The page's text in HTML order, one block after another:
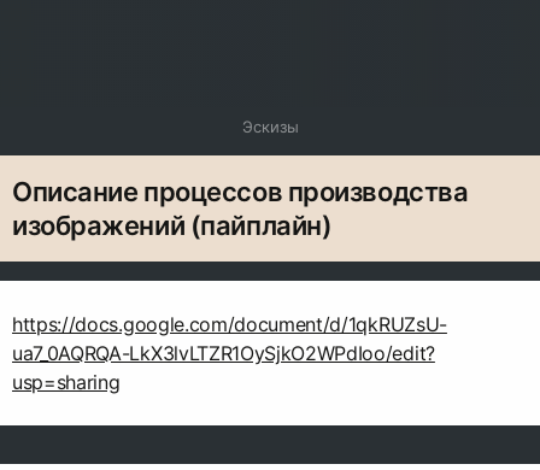
Эскизы
Описание процессов производства
изображений (пайплайн)
https://docs.google.com/document/d/1qkRUZsU-
ua7_0AQRQA-LkX3lvLTZR1OySjkO2WPdIoo/edit?
usp=sharing